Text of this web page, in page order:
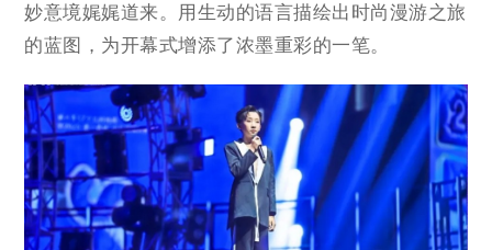
妙意境娓娓道来。用生动的语言描绘出时尚漫游之旅
的蓝图，为开幕式增添了浓墨重彩的一笔。